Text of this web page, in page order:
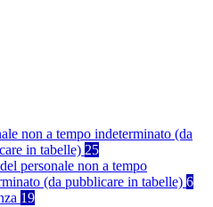
non a tempo indeterminato (da
in tabelle) 25
personale non a tempo
(da pubblicare in tabelle) 6
19